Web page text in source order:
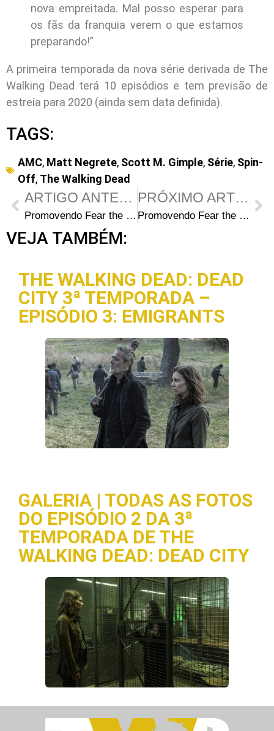
nova empreitada. Mal posso esperar para
os fãs da franquia verem o que estamos
preparando!”
A primeira temporada da nova série derivada de The
Walking Dead terá 10 episódios e tem previsão de
estreia para 2020 (ainda sem data definida).
TAGS:
AMC, Matt Negrete, Scott M. Gimple, Série, Spin-
Off, The Walking Dead
ARTIGO ANTERIOR
Promovendo Fear the Walking Dead: Entrevista com Colman Domingo, Rubén Blades e Ian Goldberg
PRÓXIMO ARTIGO
Promovendo Fear the Walking Dead: Entrevista com Lennie James, Austin Amelio e Scott M. Gimple
VEJA TAMBÉM:
THE WALKING DEAD: DEAD
CITY 3ª TEMPORADA –
EPISÓDIO 3: EMIGRANTS
GALERIA | TODAS AS FOTOS
DO EPISÓDIO 2 DA 3ª
TEMPORADA DE THE
WALKING DEAD: DEAD CITY